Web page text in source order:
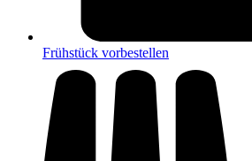
Frühstück vorbestellen